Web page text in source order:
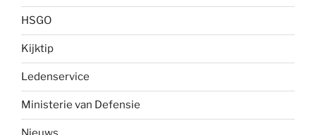
HSGO
Kijktip
Ledenservice
Ministerie van Defensie